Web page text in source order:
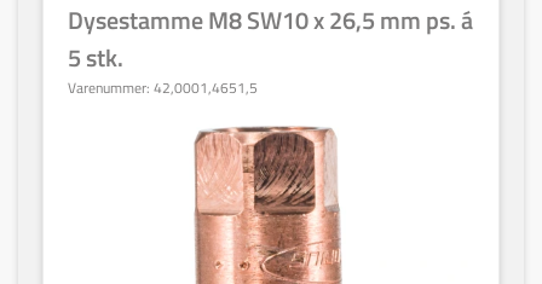
Dysestamme M8 SW10 x 26,5 mm ps. á
5 stk.
Varenummer: 42,0001,4651,5